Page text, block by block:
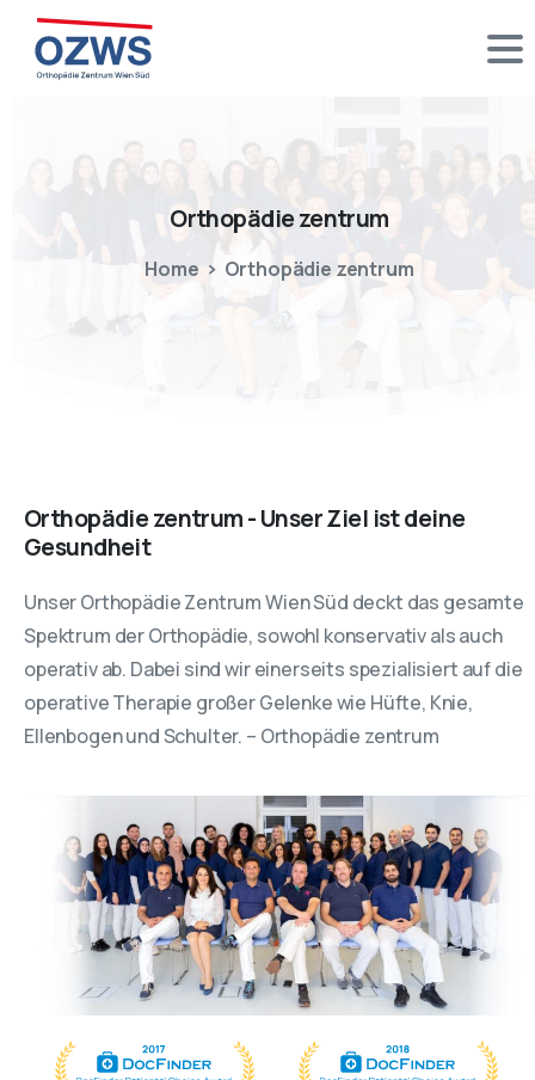
Orthopädiezentrum
Home Orthopädie zentrum
Orthopädie zentrum - Unser Ziel ist deine
Gesundheit
Unser Orthopädie Zentrum Wien Süd deckt das gesamte
Spektrum der Orthopädie, sowohl konservativ als auch
operativ ab. Dabei sind wir einerseits spezialisiert auf die
operative Therapie großer Gelenke wie Hüfte, Knie,
Ellenbogen und Schulter. – Orthopädie zentrum